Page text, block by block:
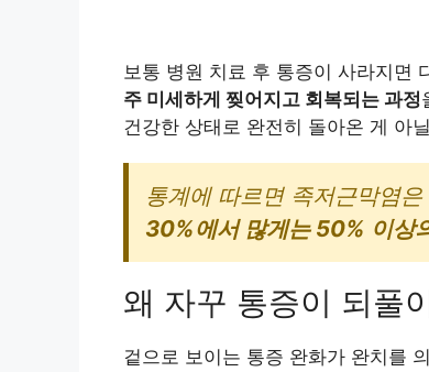
보통 병원 치료 후 통증이 사라지면
주 미세하게 찢어지고 회복되는 과정
건강한 상태로 완전히 돌아온 게 아
통계에 따르면 족저근막염
30%에서 많게는 50% 이상
왜 자꾸 통증이 되풀
겉으로 보이는 통증 완화가 완치를